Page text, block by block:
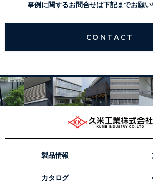
事例に関するお問合せは下記までお願い
CONTACT
製品情報
カタログ